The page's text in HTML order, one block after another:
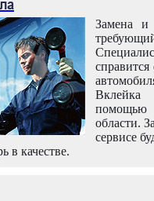
Замена и
Вклейка
помощью
области.
сервисе
в качестве.